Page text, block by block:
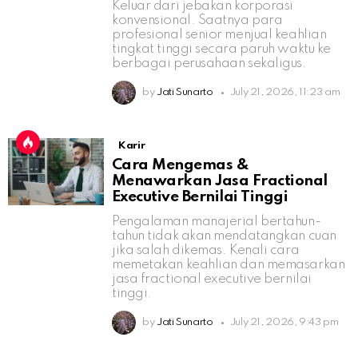
Keluar dari jebakan korporasi
konvensional. Saatnya para
profesional senior menjual keahlian
tingkat tinggi secara paruh waktu ke
berbagai perusahaan sekaligus.
by Jati Sunarto July 21, 2026, 11:23 am
Karir
Cara Mengemas &
Menawarkan Jasa Fractional
Executive Bernilai Tinggi
Pengalaman manajerial bertahun-
tahun tidak akan mendatangkan cuan
jika salah dikemas. Kenali cara
memetakan keahlian dan memasarkan
jasa fractional executive bernilai
tinggi.
by Jati Sunarto July 21, 2026, 9:43 pm